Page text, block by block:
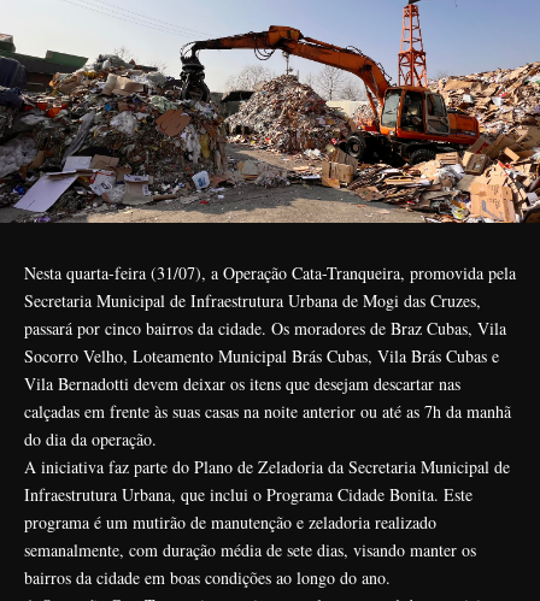
Nesta quarta-feira (31/07), a Operação Cata-Tranqueira, promovida pela
Secretaria Municipal de Infraestrutura Urbana de Mogi das Cruzes,
passará por cinco bairros da cidade. Os moradores de Braz Cubas, Vila
Socorro Velho, Loteamento Municipal Brás Cubas, Vila Brás Cubas e
Vila Bernadotti devem deixar os itens que desejam descartar nas
calçadas em frente às suas casas na noite anterior ou até as 7h da manhã
do dia da operação.
A iniciativa faz parte do Plano de Zeladoria da Secretaria Municipal de
Infraestrutura Urbana, que inclui o Programa Cidade Bonita. Este
programa é um mutirão de manutenção e zeladoria realizado
semanalmente, com duração média de sete dias, visando manter os
bairros da cidade em boas condições ao longo do ano.